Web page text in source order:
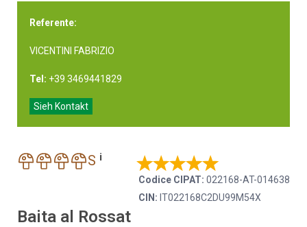
Referente:
VICENTINI FABRIZIO
Tel: +39 3469441829
Sieh Kontakt
S i
Codice CIPAT: 022168-AT-014638
CIN: IT022168C2DU99M54X
Baita al Rossat